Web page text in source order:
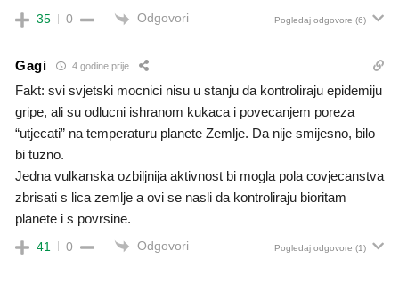
35 0 Odgovori Pogledaj odgovore (6)
Gagi 4 godine prije
Fakt: svi svjetski mocnici nisu u stanju da kontroliraju epidemiju
gripe, ali su odlucni ishranom kukaca i povecanjem poreza
“utjecati” na temperaturu planete Zemlje. Da nije smijesno, bilo
bi tuzno.
Jedna vulkanska ozbiljnija aktivnost bi mogla pola covjecanstva
zbrisati s lica zemlje a ovi se nasli da kontroliraju bioritam
planete i s povrsine.
41 0 Odgovori Pogledaj odgovore (1)